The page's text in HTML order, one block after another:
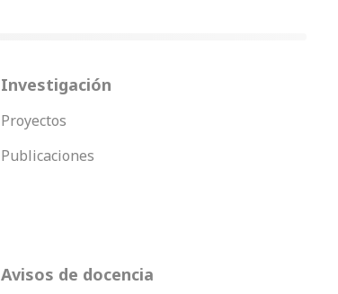
Investigación
Proyectos
Publicaciones
Avisos de docencia